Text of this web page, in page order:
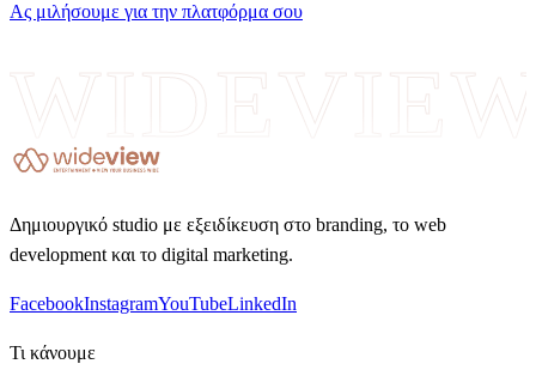
Ας μιλήσουμε για την πλατφόρμα σου
Δημιουργικό studio με εξειδίκευση στο branding, το web
development και το digital marketing.
FacebookInstagramYouTubeLinkedIn
Τι κάνουμε